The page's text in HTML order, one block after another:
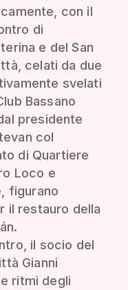
con il
di
e del San
celati da due
svelati
Bassano
presidente
col
di Quartiere
Loco e
figurano
il restauro della
il socio del
Gianni
ritmi degli